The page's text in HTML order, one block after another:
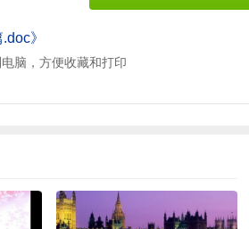
》
脑，方便收藏和打印